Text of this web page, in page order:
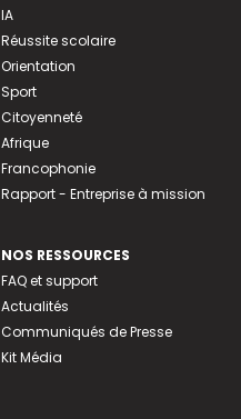
IA
Réussite scolaire
Orientation
Sport
Citoyenneté
Afrique
Francophonie
Rapport - Entreprise à mission
NOS RESSOURCES
FAQ et support
Actualités
Communiqués de Presse
Kit Média